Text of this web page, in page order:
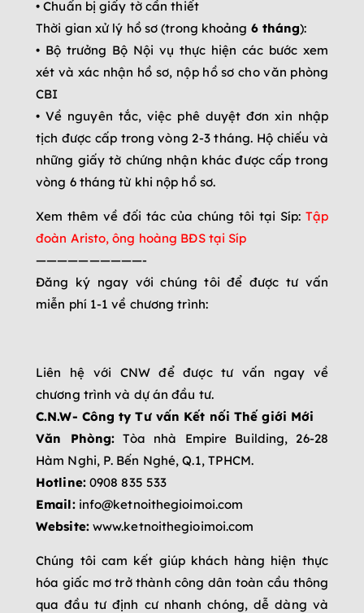
• Chuẩn bị giấy tờ cần thiết
Thời gian xử lý hồ sơ (trong khoảng 6 tháng):
• Bộ trưởng Bộ Nội vụ thực hiện các bước xem
xét và xác nhận hồ sơ, nộp hồ sơ cho văn phòng
CBI
• Về nguyên tắc, việc phê duyệt đơn xin nhập
tịch được cấp trong vòng 2-3 tháng. Hộ chiếu và
những giấy tờ chứng nhận khác được cấp trong
vòng 6 tháng từ khi nộp hồ sơ.
Xem thêm về đối tác của chúng tôi tại Síp: Tập
đoàn Aristo, ông hoàng BĐS tại Síp
——————————-
Đăng ký ngay với chúng tôi để được tư vấn
miễn phí 1-1 về chương trình:
Liên hệ với CNW để được tư vấn ngay về
chương trình và dự án đầu tư.
C.N.W- Công ty Tư vấn Kết nối Thế giới Mới
Văn Phòng: Tòa nhà Empire Building, 26-28
Hàm Nghi, P. Bến Nghé, Q.1, TPHCM.
Hotline:‎0908 835 533
Email:info@ketnoithegioimoi.com
Website:www.ketnoithegioimoi.com
Chúng tôi cam kết giúp khách hàng hiện thực
hóa giấc mơ trở thành công dân toàn cầu thông
qua đầu tư định cư nhanh chóng, dễ dàng và